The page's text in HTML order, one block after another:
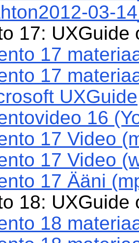
03-
17: UXGuide
17
17
UXGuide
16
17 Video
17 Video
17 Ääni
18: UXGuide
18